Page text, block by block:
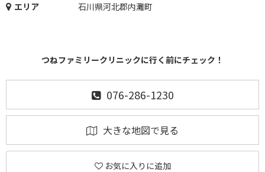
エリア 石川県河北郡内灘町
つねファミリークリニックに行く前にチェック！
076-286-1230
大きな地図で見る
お気に入りに追加